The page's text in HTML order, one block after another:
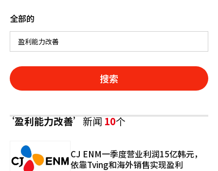
全部的
搜索
‘盈利能力改善’新闻10个
CJ ENM一季度营业利润15亿韩元，
依靠Tving和海外销售实现盈利